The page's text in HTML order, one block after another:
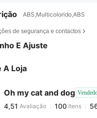
ABS,Multicolorido,ABS
de segurança e contactos
E Ajuste
A Loja
Oh my cat and dog
4,51
4,51
4,51 Avaliação 100 Itens
v***apago1 dia atrás